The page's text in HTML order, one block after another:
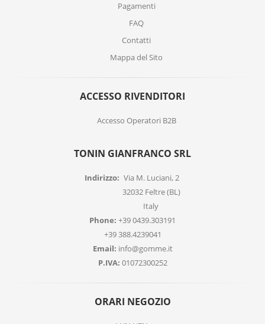
Pagamenti
FAQ
Contatti
Mappa del Sito
ACCESSO RIVENDITORI
Accesso Operatori B2B
TONIN GIANFRANCO SRL
Indirizzo: Via M. Luciani, 2
32032 Feltre (BL)
Italy
Phone: +39 0439.303191
+39 388.4239041
Email: info@gomme.it
P.IVA: 01072300252
ORARI NEGOZIO